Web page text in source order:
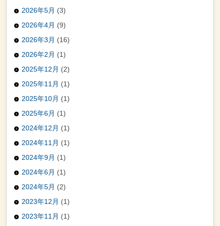
2026年5月 (3)
2026年4月 (9)
2026年3月 (16)
2026年2月 (1)
2025年12月 (2)
2025年11月 (1)
2025年10月 (1)
2025年6月 (1)
2024年12月 (1)
2024年11月 (1)
2024年9月 (1)
2024年6月 (1)
2024年5月 (2)
2023年12月 (1)
2023年11月 (1)